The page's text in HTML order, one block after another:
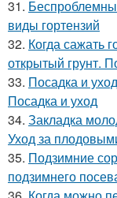
31.
виды гортензий
32. Когда сажать
открытый грунт.
33. Посадка и
Посадка и уход
34. Закладка
Уход за
35. Подзимние
подзимнего